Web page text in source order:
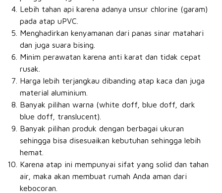
Lebih tahan api karena adanya unsur chlorine (garam)
pada atap uPVC.
Menghadirkan kenyamanan dari panas sinar matahari
dan juga suara bising.
Minim perawatan karena anti karat dan tidak cepat
rusak.
Harga lebih terjangkau dibanding atap kaca dan juga
material aluminium.
Banyak pilihan warna (white doff, blue doff, dark
blue doff, translucent).
Banyak pilihan produk dengan berbagai ukuran
sehingga bisa disesuaikan kebutuhan sehingga lebih
hemat.
Karena atap ini mempunyai sifat yang solid dan tahan
air, maka akan membuat rumah Anda aman dari
kebocoran.